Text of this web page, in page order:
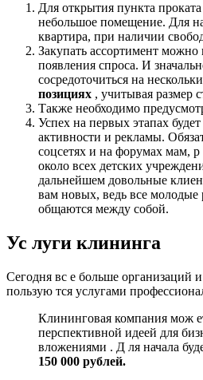
Для открытия пункта
небольшое помещение. Для
квартира, при наличии
Закупать ассортимент
появления спроса. И
сосредоточиться на
позициях , учитывая размер
Также необходимо
Успех на первых этапах
активности и рекламы.
соцсетях и на форумах мам, р
около всех детских
дальнейшем довольные
вам новых, ведь все молодые
общаются между собой.
Ус луги клининга
Сегодня вс е больше организаций
пользую тся услугами
Клининговая компания мож
перспективной идеей для
вложениями . Д ля начала
150 000 рублей.